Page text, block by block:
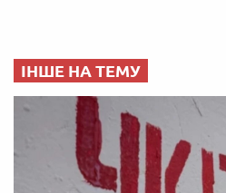
ІНШЕ НА ТЕМУ